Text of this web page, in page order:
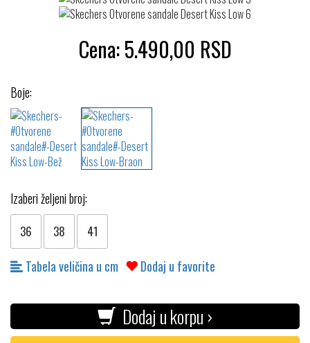
Cena:5.490,00 RSD
Boje:
Izaberi željeni broj:
36 38 41
Tabela veličina u cm Dodaj u favorite
Dodaj u korpu ›